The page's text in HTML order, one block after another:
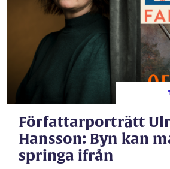
Författarporträtt
Hansson: Byn kan
springa ifrån